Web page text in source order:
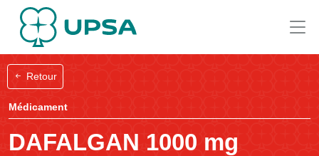
Retour
Médicament
DAFALGAN 1000 mg